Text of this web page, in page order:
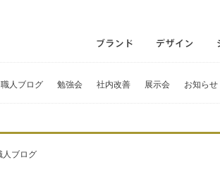
職人ブログ 勉強会 社内改善 展示会 お知らせ
人ブログ